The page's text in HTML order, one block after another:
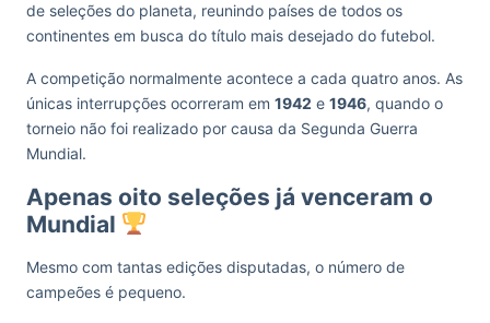
de seleções do planeta, reunindo países de todos os
continentes em busca do título mais desejado do futebol.
A competição normalmente acontece a cada quatro anos. As
únicas interrupções ocorreram em 1942 e 1946, quando o
torneio não foi realizado por causa da Segunda Guerra
Mundial.
Apenas oito seleções já venceram o
Mundial
Mesmo com tantas edições disputadas, o número de
campeões é pequeno.